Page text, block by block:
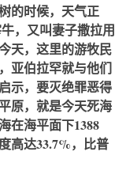
的时候，天气正
，又叫妻子撒拉用
天，这里的游牧民
亚伯拉罕就与他们
示，要灭绝罪恶得
原，就是今天死海
在海平面下1388
高达33.7%，比普